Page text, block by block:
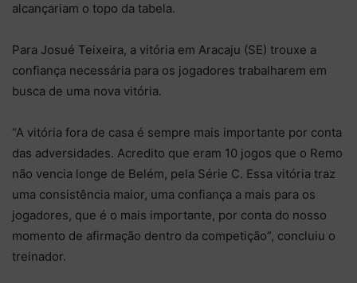
alcançariam o topo da tabela.
Para Josué Teixeira, a vitória em Aracaju (SE) trouxe a
confiança necessária para os jogadores trabalharem em
busca de uma nova vitória.
“A vitória fora de casa é sempre mais importante por conta
das adversidades. Acredito que eram 10 jogos que o Remo
não vencia longe de Belém, pela Série C. Essa vitória traz
uma consistência maior, uma confiança a mais para os
jogadores, que é o mais importante, por conta do nosso
momento de afirmação dentro da competição”, concluiu o
treinador.